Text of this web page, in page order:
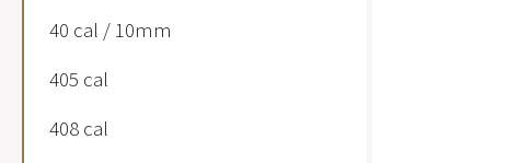
40 cal / 10mm
405 cal
408 cal